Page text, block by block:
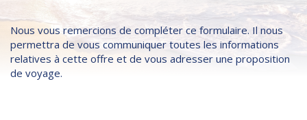
Nous vous remercions de compléter ce formulaire. Il nous
permettra de vous communiquer toutes les informations
relatives à cette offre et de vous adresser une proposition
de voyage.